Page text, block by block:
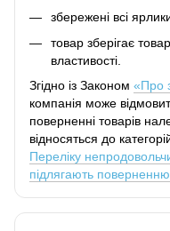
збережені всі
товар зберігає
властивості.
Згідно із Законом «Про
компанія може
поверненні товарів
відносяться до
Переліку
підлягають